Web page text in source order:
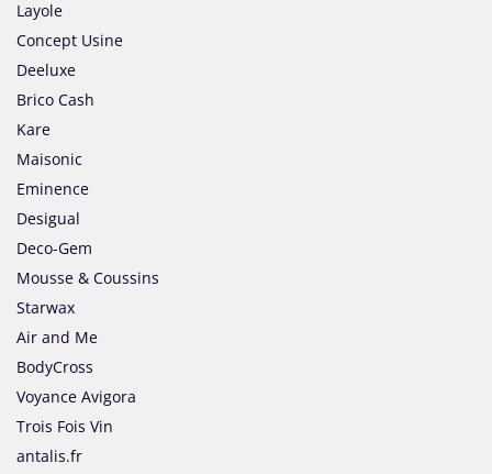
Layole
Concept Usine
Deeluxe
Brico Cash
Kare
Maisonic
Eminence
Desigual
Deco-Gem
Mousse & Coussins
Starwax
Air and Me
BodyCross
Voyance Avigora
Trois Fois Vin
antalis.fr